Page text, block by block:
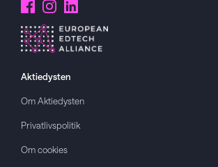
Aktiedysten
Om Aktiedysten
Privatlivspolitik
Om cookies